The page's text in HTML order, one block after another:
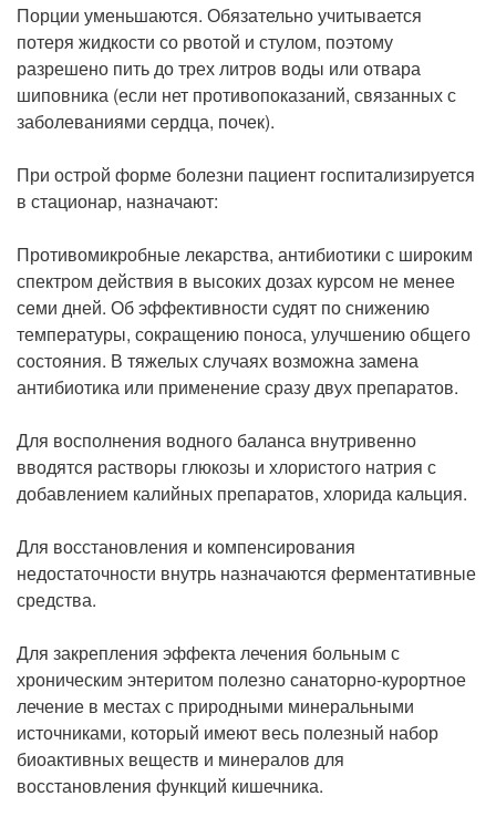
Порции уменьшаются. Обязательно учитывается
потеря жидкости со рвотой и стулом, поэтому
разрешено пить до трех литров воды или отвара
шиповника (если нет противопоказаний, связанных с
заболеваниями сердца, почек).
При острой форме болезни пациент госпитализируется
в стационар, назначают:
Противомикробные лекарства, антибиотики с широким
спектром действия в высоких дозах курсом не менее
семи дней. Об эффективности судят по снижению
температуры, сокращению поноса, улучшению общего
состояния. В тяжелых случаях возможна замена
антибиотика или применение сразу двух препаратов.
Для восполнения водного баланса внутривенно
вводятся растворы глюкозы и хлористого натрия с
добавлением калийных препаратов, хлорида кальция.
Для восстановления и компенсирования
недостаточности внутрь назначаются ферментативные
средства.
Для закрепления эффекта лечения больным с
хроническим энтеритом полезно санаторно-курортное
лечение в местах с природными минеральными
источниками, который имеют весь полезный набор
биоактивных веществ и минералов для
восстановления функций кишечника.